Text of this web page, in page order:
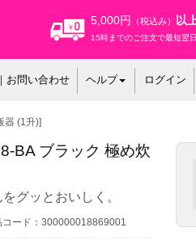
5,000円 （税込み） 以
15時までのご注文で最短翌
お問い合わせ ヘルプ ログイン
器 (1升)]
BA ブラック 極め炊
グッとおいしく。
コード：300000018869001